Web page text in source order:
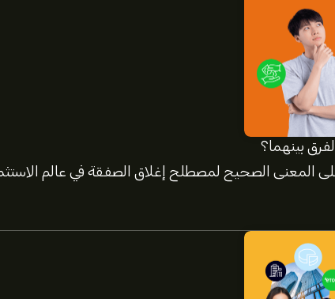
بينهما؟
المعنى الصحيح لمصطلح إغلاق الصفقة في عالم